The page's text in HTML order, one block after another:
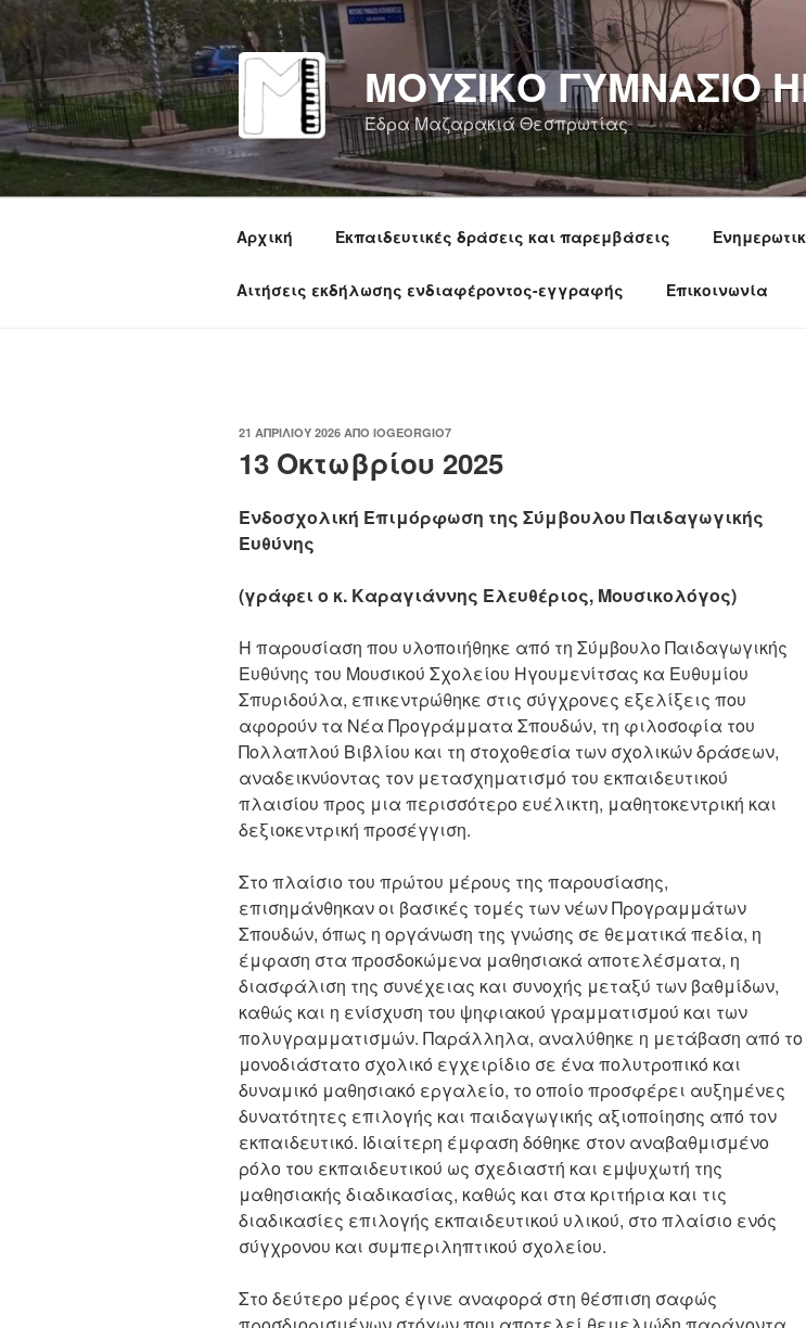
Μετάβαση
στο
περιεχόμενο
ΜΟΥΣΙΚΟ ΓΥΜΝΑΣΙΟ
Έδρα Μαζαρακιά Θεσπρωτίας
Αρχική Εκπαιδευτικές δράσεις και παρεμβάσεις
Αιτήσεις εκδήλωσης ενδιαφέροντος-εγγραφής Επικοινωνία
ΔΗΜΟΣΙΕΎΤΗΚΕ
21 ΑΠΡΙΛΊΟΥ 2026 ΑΠΌ IOGEORGIO7
13 Οκτωβρίου 2025
Ενδοσχολική Επιμόρφωση της Σύμβουλου Παιδαγωγικής
Ευθύνης
(γράφει ο κ. Καραγιάννης Ελευθέριος, Μουσικολόγος)
Η παρουσίαση που υλοποιήθηκε από τη Σύμβουλο Παιδαγωγικής
Ευθύνης του Μουσικού Σχολείου Ηγουμενίτσας κα Ευθυμίου
Σπυριδούλα, επικεντρώθηκε στις σύγχρονες εξελίξεις που
αφορούν τα Νέα Προγράμματα Σπουδών, τη φιλοσοφία του
Πολλαπλού Βιβλίου και τη στοχοθεσία των σχολικών δράσεων,
αναδεικνύοντας τον μετασχηματισμό του εκπαιδευτικού
πλαισίου προς μια περισσότερο ευέλικτη, μαθητοκεντρική και
δεξιοκεντρική προσέγγιση.
Στο πλαίσιο του πρώτου μέρους της παρουσίασης,
επισημάνθηκαν οι βασικές τομές των νέων Προγραμμάτων
Σπουδών, όπως η οργάνωση της γνώσης σε θεματικά πεδία, η
έμφαση στα προσδοκώμενα μαθησιακά αποτελέσματα, η
διασφάλιση της συνέχειας και συνοχής μεταξύ των βαθμίδων,
καθώς και η ενίσχυση του ψηφιακού γραμματισμού και των
πολυγραμματισμών. Παράλληλα, αναλύθηκε η μετάβαση από το
μονοδιάστατο σχολικό εγχειρίδιο σε ένα πολυτροπικό και
δυναμικό μαθησιακό εργαλείο, το οποίο προσφέρει αυξημένες
δυνατότητες επιλογής και παιδαγωγικής αξιοποίησης από τον
εκπαιδευτικό. Ιδιαίτερη έμφαση δόθηκε στον αναβαθμισμένο
ρόλο του εκπαιδευτικού ως σχεδιαστή και εμψυχωτή της
μαθησιακής διαδικασίας, καθώς και στα κριτήρια και τις
διαδικασίες επιλογής εκπαιδευτικού υλικού, στο πλαίσιο ενός
σύγχρονου και συμπεριληπτικού σχολείου.
Στο δεύτερο μέρος έγινε αναφορά στη θέσπιση σαφώς